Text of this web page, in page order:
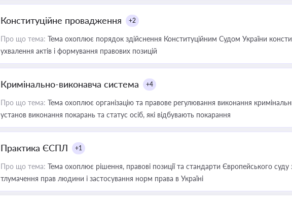
Конституційне провадження +2
Про що тема: Тема охоплює порядок здійснення Конституційним Судом України
ухвалення актів і формування правових позицій
Кримінально-виконавча система +4
Про що тема: Тема охоплює організацію та правове регулювання виконання
установ виконання покарань та статус осіб, які відбувають покарання
Практика ЄСПЛ +1
Про що тема: Тема охоплює рішення, правові позиції та стандарти Європейського
тлумачення прав людини і застосування норм права в Україні